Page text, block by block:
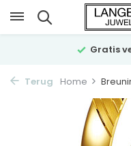
Gratis
Terug Home